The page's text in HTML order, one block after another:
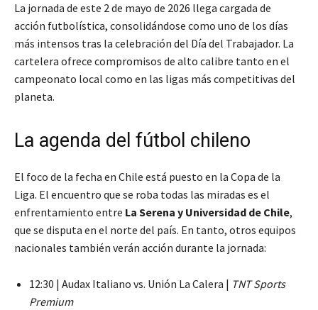
La jornada de este 2 de mayo de 2026 llega cargada de
acción futbolística, consolidándose como uno de los días
más intensos tras la celebración del Día del Trabajador. La
cartelera ofrece compromisos de alto calibre tanto en el
campeonato local como en las ligas más competitivas del
planeta.
La agenda del fútbol chileno
El foco de la fecha en Chile está puesto en la Copa de la
Liga. El encuentro que se roba todas las miradas es el
enfrentamiento entre La Serena y Universidad de Chile,
que se disputa en el norte del país. En tanto, otros equipos
nacionales también verán acción durante la jornada:
12:30 | Audax Italiano vs. Unión La Calera | TNT Sports
Premium